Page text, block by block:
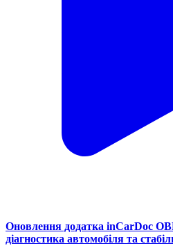
Оновлення додатка inCarDoc
діагностика автомобіля та